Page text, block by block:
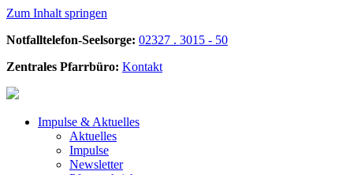
Zum Inhalt springen
Notfalltelefon-Seelsorge: 02327 . 3015 - 50
Zentrales Pfarrbüro: Kontakt
Impulse & Aktuelles
Aktuelles
Impulse
Newsletter